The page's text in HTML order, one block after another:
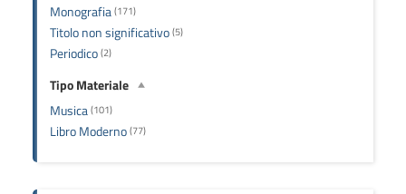
Monografia(171)
Titolo non significativo(5)
Periodico(2)
Tipo Materiale
Musica(101)
Libro Moderno(77)